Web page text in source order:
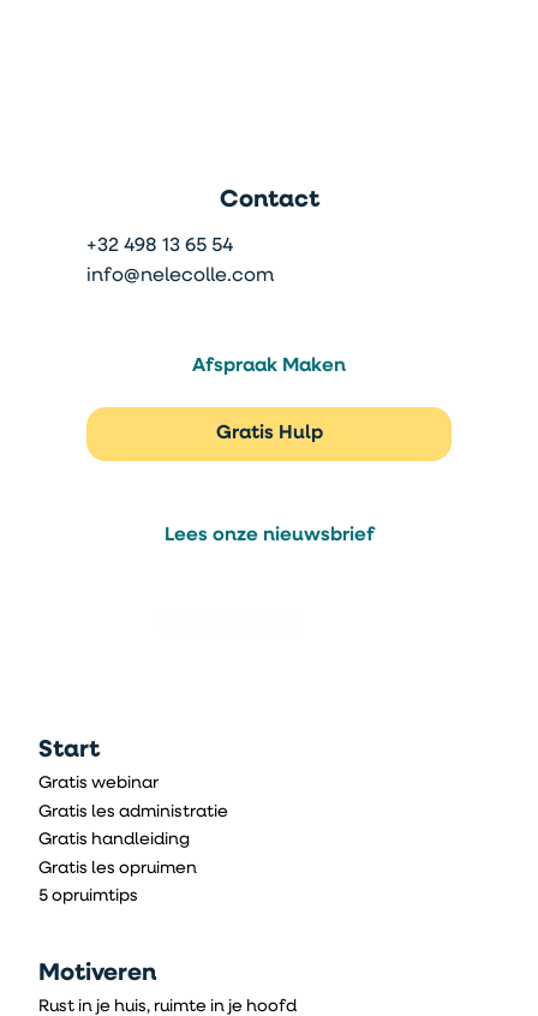
Contact
+32 498 13 65 54
info@nelecolle.com
Gratis Hulp
Afspraak Maken
Lees onze nieuwsbrief
Start
Gratis webinar
Gratis les administratie
Gratis handleiding
Gratis les opruimen
5 opruimtips
Motiveren
Rust in je huis, ruimte in je hoofd